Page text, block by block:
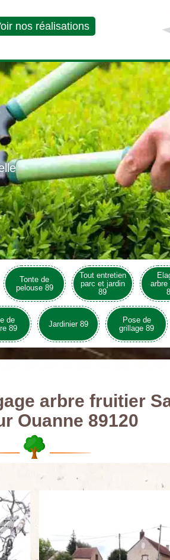
nos réalisations
Tonte de
pelouse 89
Tout entretien
parc et jardin
89
arbre
de
89
Jardinier 89
Pose de
grillage 89
arbre fruitier
Ouanne 89120